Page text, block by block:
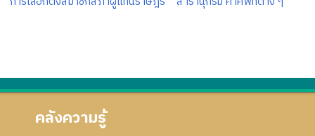
คลังความรู้